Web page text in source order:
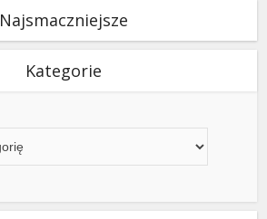
Najsmaczniejsze
Kategorie